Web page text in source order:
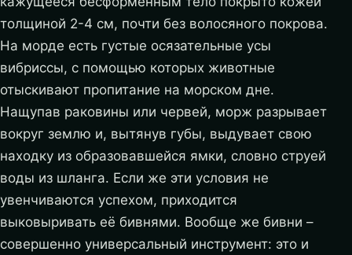
толщиной 2-4 см, почти без волосяного покрова.
На морде есть густые осязательные усы
вибриссы, с помощью которых животные
отыскивают пропитание на морском дне.
Нащупав раковины или червей, морж разрывает
вокруг землю и, вытянув губы, выдувает свою
находку из образовавшейся ямки, словно струей
воды из шланга. Если же эти условия не
увенчиваются успехом, приходится
выковыривать её бивнями. Вообще же бивни –
совершенно универсальный инструмент: это и